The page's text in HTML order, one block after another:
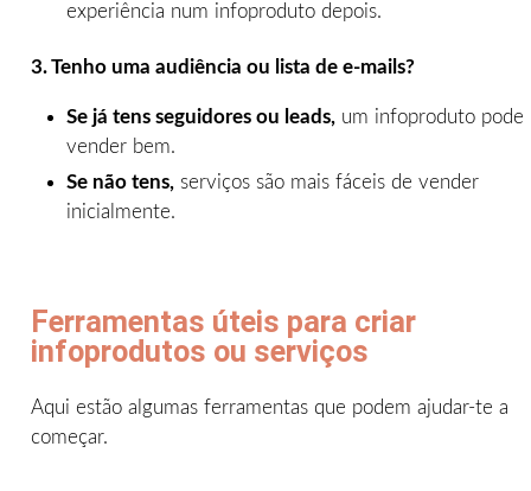
experiência num infoproduto depois.
3. Tenho uma audiência ou lista de e-mails?
Se já tens seguidores ou leads, um infoproduto pode
vender bem.
Se não tens, serviços são mais fáceis de vender
inicialmente.
Ferramentas úteis para criar
infoprodutos ou serviços
Aqui estão algumas ferramentas que podem ajudar-te a
começar.